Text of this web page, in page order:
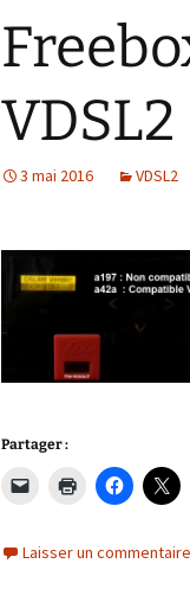
VDSL2
3 mai 2016 VDSL2
Partager :
Laisser un commentaire